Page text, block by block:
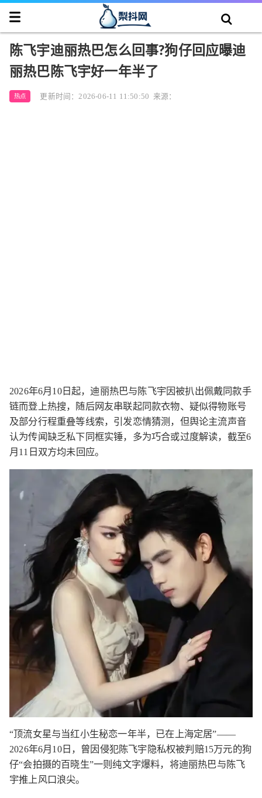
陈飞宇迪丽热巴怎么回事?狗仔回应曝迪
丽热巴陈飞宇好一年半了
热点 更新时间：2026-06-11 11:50:50 来源：
2026年6月10日起，迪丽热巴与陈飞宇因被扒出佩戴同款手
链而登上热搜，随后网友串联起同款衣物、疑似得物账号
及部分行程重叠等线索，引发恋情猜测，但舆论主流声音
认为传闻缺乏私下同框实锤，多为巧合或过度解读，截至6
月11日双方均未回应。 ​
“顶流女星与当红小生秘恋一年半，已在上海定居”——
2026年6月10日，曾因侵犯陈飞宇隐私权被判赔15万元的狗
仔“会拍摄的百晓生”一则纯文字爆料，将迪丽热巴与陈飞
宇推上风口浪尖。